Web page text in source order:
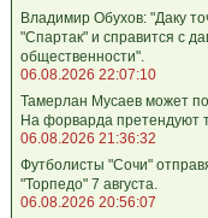
Владимир Обухов: "Даку
"Спартак" и справится с
общественности".
06.08.2026 22:07:10
Тамерлан Мусаев может
На форварда претендуют
06.08.2026 21:36:32
Футболисты "Сочи"
"Торпедо" 7 августа.
06.08.2026 20:56:07